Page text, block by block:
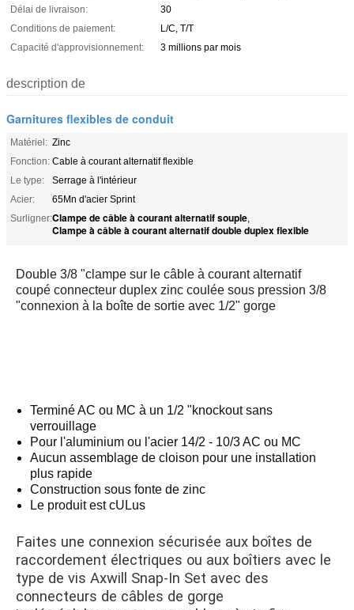
Délai de livraison:
30
Conditions de paiement:
L/C, T/T
Capacité d'approvisionnement:
3 millions par mois
description de
Garnitures flexibles de conduit
Matériel: Zinc
Fonction: Cable à courant alternatif flexible
Le type:
Serrage à l'intérieur
Acier:
65Mn d'acier Sprint
Surligner:Clampe de câble à courant alternatif souple,
Clampe à câble à courant alternatif double duplex flexible
Double 3/8 "clampe sur le câble à courant alternatif
coupé connecteur duplex zinc coulée sous pression 3/8
"connexion à la boîte de sortie avec 1/2" gorge
Terminé AC ou MC à un 1/2 "knockout sans
verrouillage
Pour l'aluminium ou l'acier 14/2 - 10/3 AC ou MC
Aucun assemblage de cloison pour une installation
plus rapide
Construction sous fonte de zinc
Le produit est cULus
Faites une connexion sécurisée aux boîtes de
raccordement électriques ou aux boîtiers avec le
type de vis Axwill Snap-In Set avec des
connecteurs de câbles de gorge